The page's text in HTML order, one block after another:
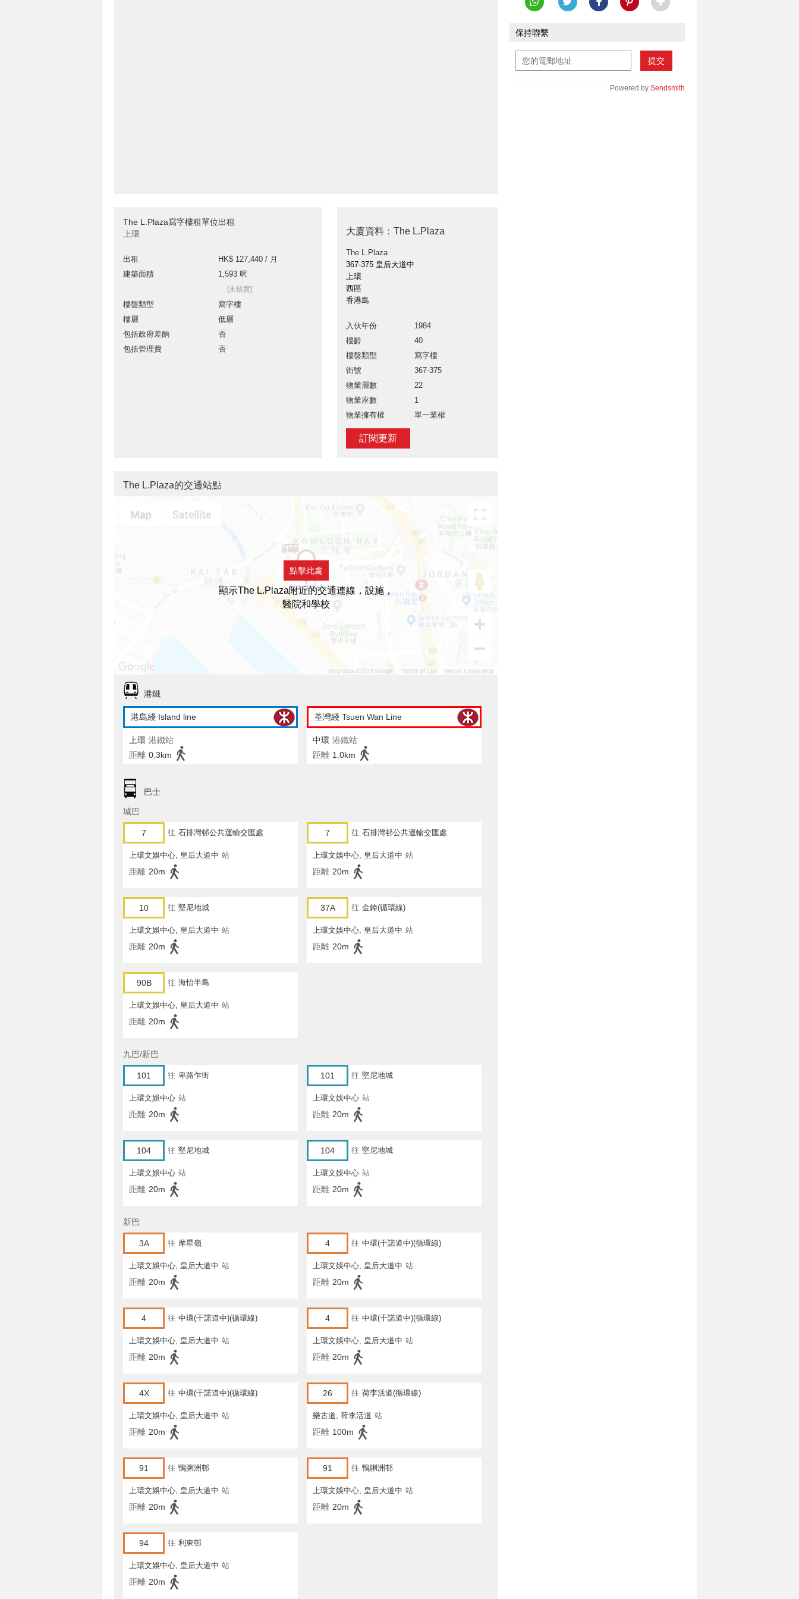
The L.Plaza寫字樓租單位出租
上環
出租
HK$ 127,440 / 月
建築面積
1,593 呎
[未核實]
樓盤類型
寫字樓
樓層
低層
包括政府差餉
否
包括管理費
否
大廈資料：The L.Plaza
The L.Plaza
367-375 皇后大道中
上環
西區
香港島
入伙年份
1984
樓齡
40
樓盤類型
寫字樓
街號
367-375
物業層數
22
物業座數
1
物業擁有權
單一業權
訂閱更新
保持聯繫
提交
Powered by Sendsmith
The L.Plaza的交通站點
點擊此處
顯示The L.Plaza附近的交通連線，設施，
醫院和學校
港鐵
港島綫 Island line
上環 港鐵站
距離 0.3km
荃灣綫 Tsuen Wan Line
中環 港鐵站
距離 1.0km
巴士
城巴
7 往 石排灣邨公共運輸交匯處
上環文娛中心, 皇后大道中 站
距離 20m
7 往 石排灣邨公共運輸交匯處
上環文娛中心, 皇后大道中 站
距離 20m
10 往 堅尼地城
上環文娛中心, 皇后大道中 站
距離 20m
37A 往 金鐘(循環線)
上環文娛中心, 皇后大道中 站
距離 20m
90B 往 海怡半島
上環文娛中心, 皇后大道中 站
距離 20m
九巴/新巴
101 往 卑路乍街
上環文娛中心 站
距離 20m
101 往 堅尼地城
上環文娛中心 站
距離 20m
104 往 堅尼地城
上環文娛中心 站
距離 20m
104 往 堅尼地城
上環文娛中心 站
距離 20m
新巴
3A 往 摩星嶺
上環文娛中心, 皇后大道中 站
距離 20m
4 往 中環(干諾道中)(循環線)
上環文娛中心, 皇后大道中 站
距離 20m
4 往 中環(干諾道中)(循環線)
上環文娛中心, 皇后大道中 站
距離 20m
4 往 中環(干諾道中)(循環線)
上環文娛中心, 皇后大道中 站
距離 20m
4X 往 中環(干諾道中)(循環線)
上環文娛中心, 皇后大道中 站
距離 20m
26 往 荷李活道(循環線)
樂古道, 荷李活道 站
距離 100m
91 往 鴨脷洲邨
上環文娛中心, 皇后大道中 站
距離 20m
91 往 鴨脷洲邨
上環文娛中心, 皇后大道中 站
距離 20m
94 往 利東邨
上環文娛中心, 皇后大道中 站
距離 20m